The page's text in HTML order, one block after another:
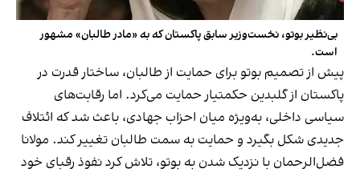
بی‌نظیر بوتو، نخست‌وزیر سابق پاکستان که به «مادر طالبان» مشهور
است.
پیش از تصمیم بوتو برای حمایت از طالبان، ساختار قدرت در
پاکستان از گلبدین حکمتیار حمایت می‌کرد. اما رقابت‌های
سیاسی داخلی، به‌ویژه میان احزاب جهادی، باعث شد که ائتلاف
جدیدی شکل بگیرد و حمایت به سمت طالبان تغییر کند. مولانا
فضل‌الرحمان با نزدیک شدن به بوتو، تلاش کرد نفوذ رقبای خود